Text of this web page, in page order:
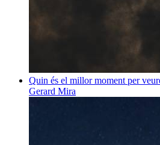
Quin és el millor moment per
Gerard Mira